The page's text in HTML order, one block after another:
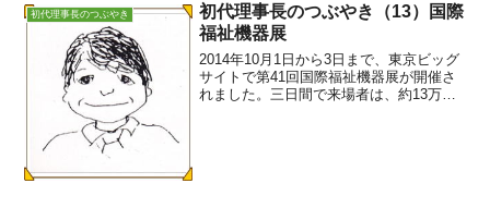
初代理事長のつぶやき
初代理事長のつぶやき（13）国際
福祉機器展
2014年10月1日から3日まで、東京ビッグ
サイトで第41回国際福祉機器展が開催さ
れました。三日間で来場者は、約13万人